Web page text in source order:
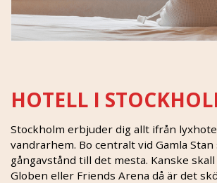
HOTELL I
Stockholm erbjuder dig allt ifrån
vandrarhem. Bo centralt vid Gamla Stan
gångavstånd till det mesta. Kanske
Globen eller Friends Arena då är det